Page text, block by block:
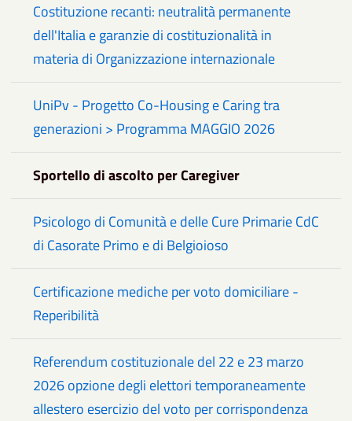
Costituzione recanti: neutralità permanente
dell'Italia e garanzie di costituzionalità in
materia di Organizzazione internazionale
UniPv - Progetto Co-Housing e Caring tra
generazioni > Programma MAGGIO 2026
Sportello di ascolto per Caregiver
Psicologo di Comunità e delle Cure Primarie CdC
di Casorate Primo e di Belgioioso
Certificazione mediche per voto domiciliare -
Reperibilità
Referendum costituzionale del 22 e 23 marzo
2026 opzione degli elettori temporaneamente
allestero esercizio del voto per corrispondenza